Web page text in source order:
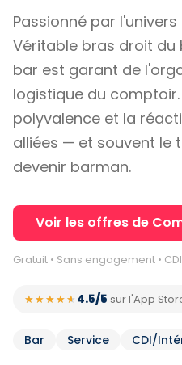
Passionné par
Véritable bras droit
bar est garant de
logistique du
polyvalence et la
alliées — et souvent le
devenir barman.
Voir les offres de
Gratuit • Sans engagement •
★★★★★
★★★★★ 4.5/5 sur l'App
Bar Service CDI/